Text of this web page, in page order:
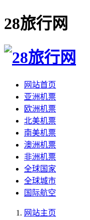
28旅行网
网站首页
亚洲机票
欧洲机票
北美机票
南美机票
澳洲机票
非洲机票
全球国家
全球城市
国际航空
网站主页